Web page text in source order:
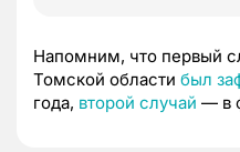
Напомним, что первый
Томской области был
года, второй случай — в